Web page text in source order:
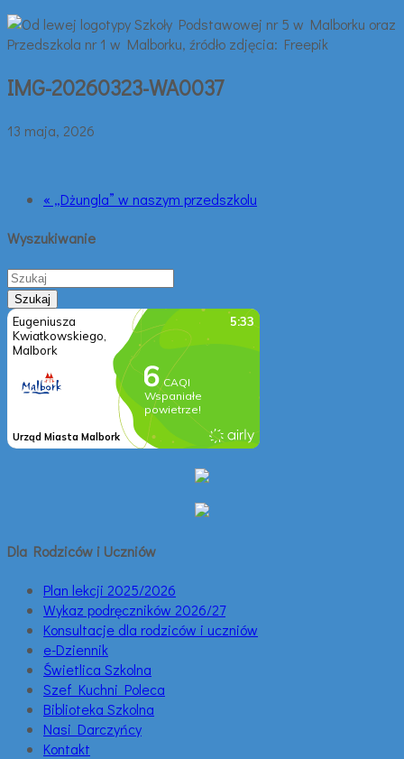
IMG-20260323-WA0037
13 maja, 2026
« „Dżungla” w naszym przedszkolu
Wyszukiwanie
Dla Rodziców i Uczniów
Plan lekcji 2025/2026
Wykaz podręczników 2026/27
Konsultacje dla rodziców i uczniów
e-Dziennik
Świetlica Szkolna
Szef Kuchni Poleca
Biblioteka Szkolna
Nasi Darczyńcy
Kontakt